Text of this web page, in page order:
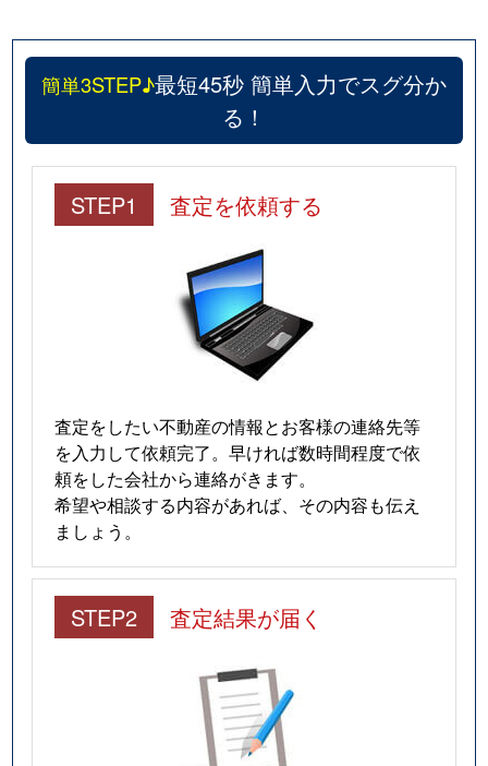
簡単3STEP♪最短45秒 簡単入力でスグ分か
る！
STEP1 査定を依頼する
査定をしたい不動産の情報とお客様の連絡先等
を入力して依頼完了。早ければ数時間程度で依
頼をした会社から連絡がきます。
希望や相談する内容があれば、その内容も伝え
ましょう。
STEP2 査定結果が届く